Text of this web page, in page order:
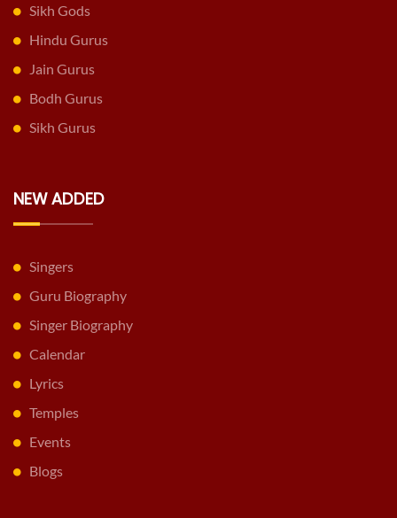
Sikh Gods
Hindu Gurus
Jain Gurus
Bodh Gurus
Sikh Gurus
NEW ADDED
Singers
Guru Biography
Singer Biography
Calendar
Lyrics
Temples
Events
Blogs